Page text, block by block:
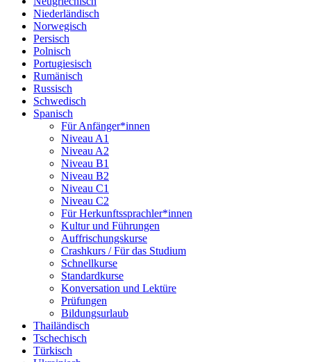
Niederländisch
Norwegisch
Persisch
Polnisch
Portugiesisch
Rumänisch
Russisch
Schwedisch
Spanisch
Für Anfänger*innen
Niveau A1
Niveau A2
Niveau B1
Niveau B2
Niveau C1
Niveau C2
Für Herkunftssprachler*innen
Kultur und Führungen
Auffrischungskurse
Crashkurs / Für das Studium
Schnellkurse
Standardkurse
Konversation und Lektüre
Prüfungen
Bildungsurlaub
Thailändisch
Tschechisch
Türkisch